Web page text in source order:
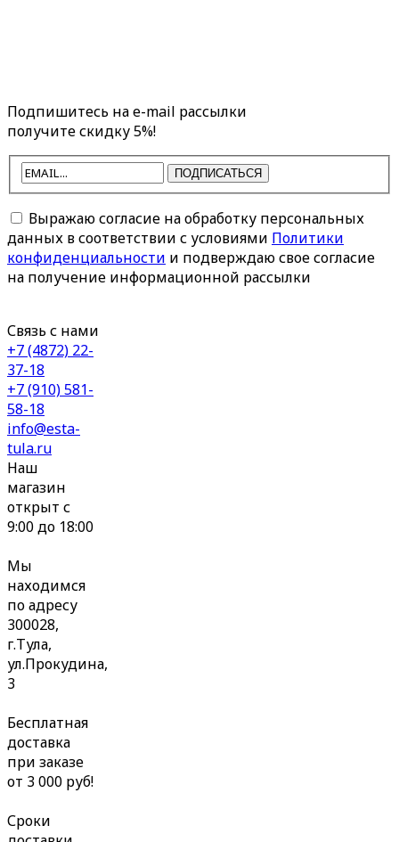
Подпишитесь на e-mail рассылки
получите скидку 5%!
ПОДПИСАТЬСЯ
Выражаю согласие на обработку персональных
данных в соответствии с условиями Политики
конфиденциальности и подверждаю свое согласие
на получение информационной рассылки
Связь с нами
+7 (4872) 22-
37-18
+7 (910) 581-
58-18
info@esta-
tula.ru
Наш
магазин
открыт с
9:00 до 18:00
Мы
находимся
по адресу
300028,
г.Тула,
ул.Прокудина,
3
Бесплатная
доставка
при заказе
от 3 000 руб!
Сроки